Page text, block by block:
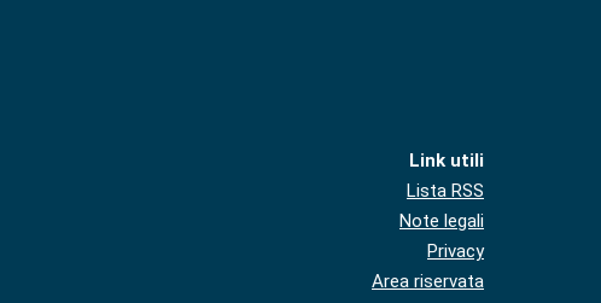
Link utili
Lista RSS
Note legali
Privacy
Area riservata